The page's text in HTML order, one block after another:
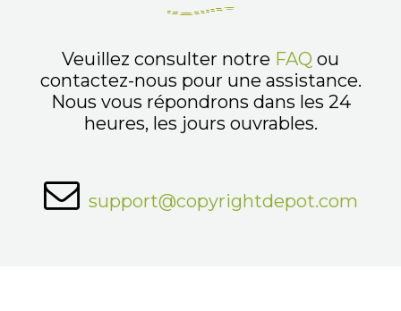
Veuillez consulter notre FAQ ou
contactez-nous pour une assistance.
Nous vous répondrons dans les 24
heures, les jours ouvrables.
support@copyrightdepot.com